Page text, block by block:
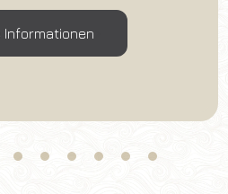
Informationen